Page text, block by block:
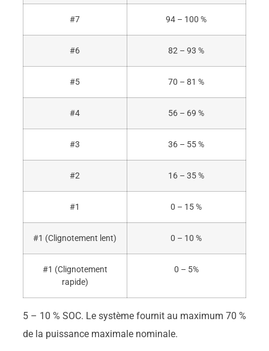
#7 94 – 100 %
#6 82 – 93 %
#5 70 – 81 %
#4 56 – 69 %
#3 36 – 55 %
#2 16 – 35 %
#1 0 – 15 %
#1 (Clignotement lent) 0 – 10 %
#1 (Clignotement
rapide)
0 – 5%
5 – 10 % SOC. Le système fournit au maximum 70 %
de la puissance maximale nominale.